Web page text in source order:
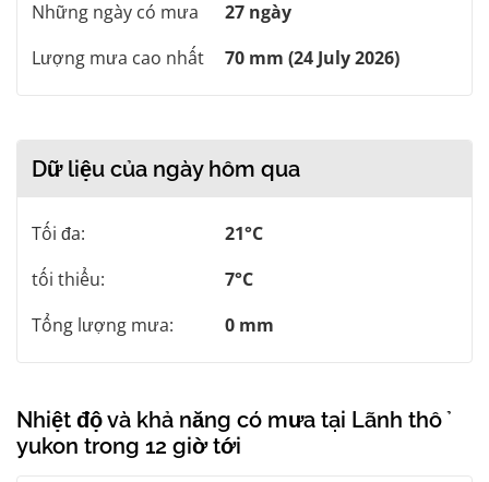
Những ngày có mưa
27 ngày
Lượng mưa cao nhất
70 mm (24 July 2026)
Dữ liệu của ngày hôm qua
Tối đa:
21°C
tối thiểu:
7°C
Tổng lượng mưa:
0 mm
Nhiệt độ và khả năng có mưa tại Lãnh thổ
yukon trong 12 giờ tới